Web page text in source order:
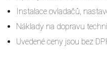
Instalace ovladačů,
Náklady na dopravu
Uvedené ceny jsou bez